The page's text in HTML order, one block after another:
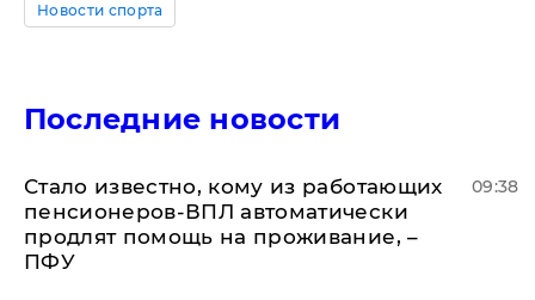
Новости спорта
Последние новости
Стало известно, кому из работающих
пенсионеров-ВПЛ автоматически
продлят помощь на проживание, –
ПФУ
09:38